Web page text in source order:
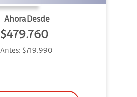
Ahora Desde
$479.760
Antes: $719.990